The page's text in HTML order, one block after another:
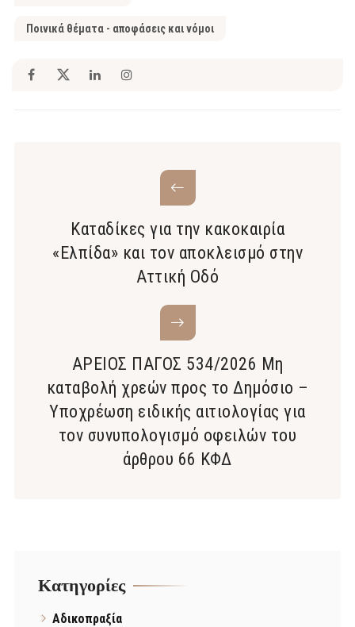
Ποινικά θέματα - αποφάσεις και νόμοι
Καταδίκες για την κακοκαιρία
«Ελπίδα» και τον αποκλεισμό στην
Αττική Οδό
ΑΡΕΙΟΣ ΠΑΓΟΣ 534/2026 Μη
καταβολή χρεών προς το Δημόσιο –
Υποχρέωση ειδικής αιτιολογίας για
τον συνυπολογισμό οφειλών του
άρθρου 66 ΚΦΔ
Kατηγορίες
Αδικοπραξία